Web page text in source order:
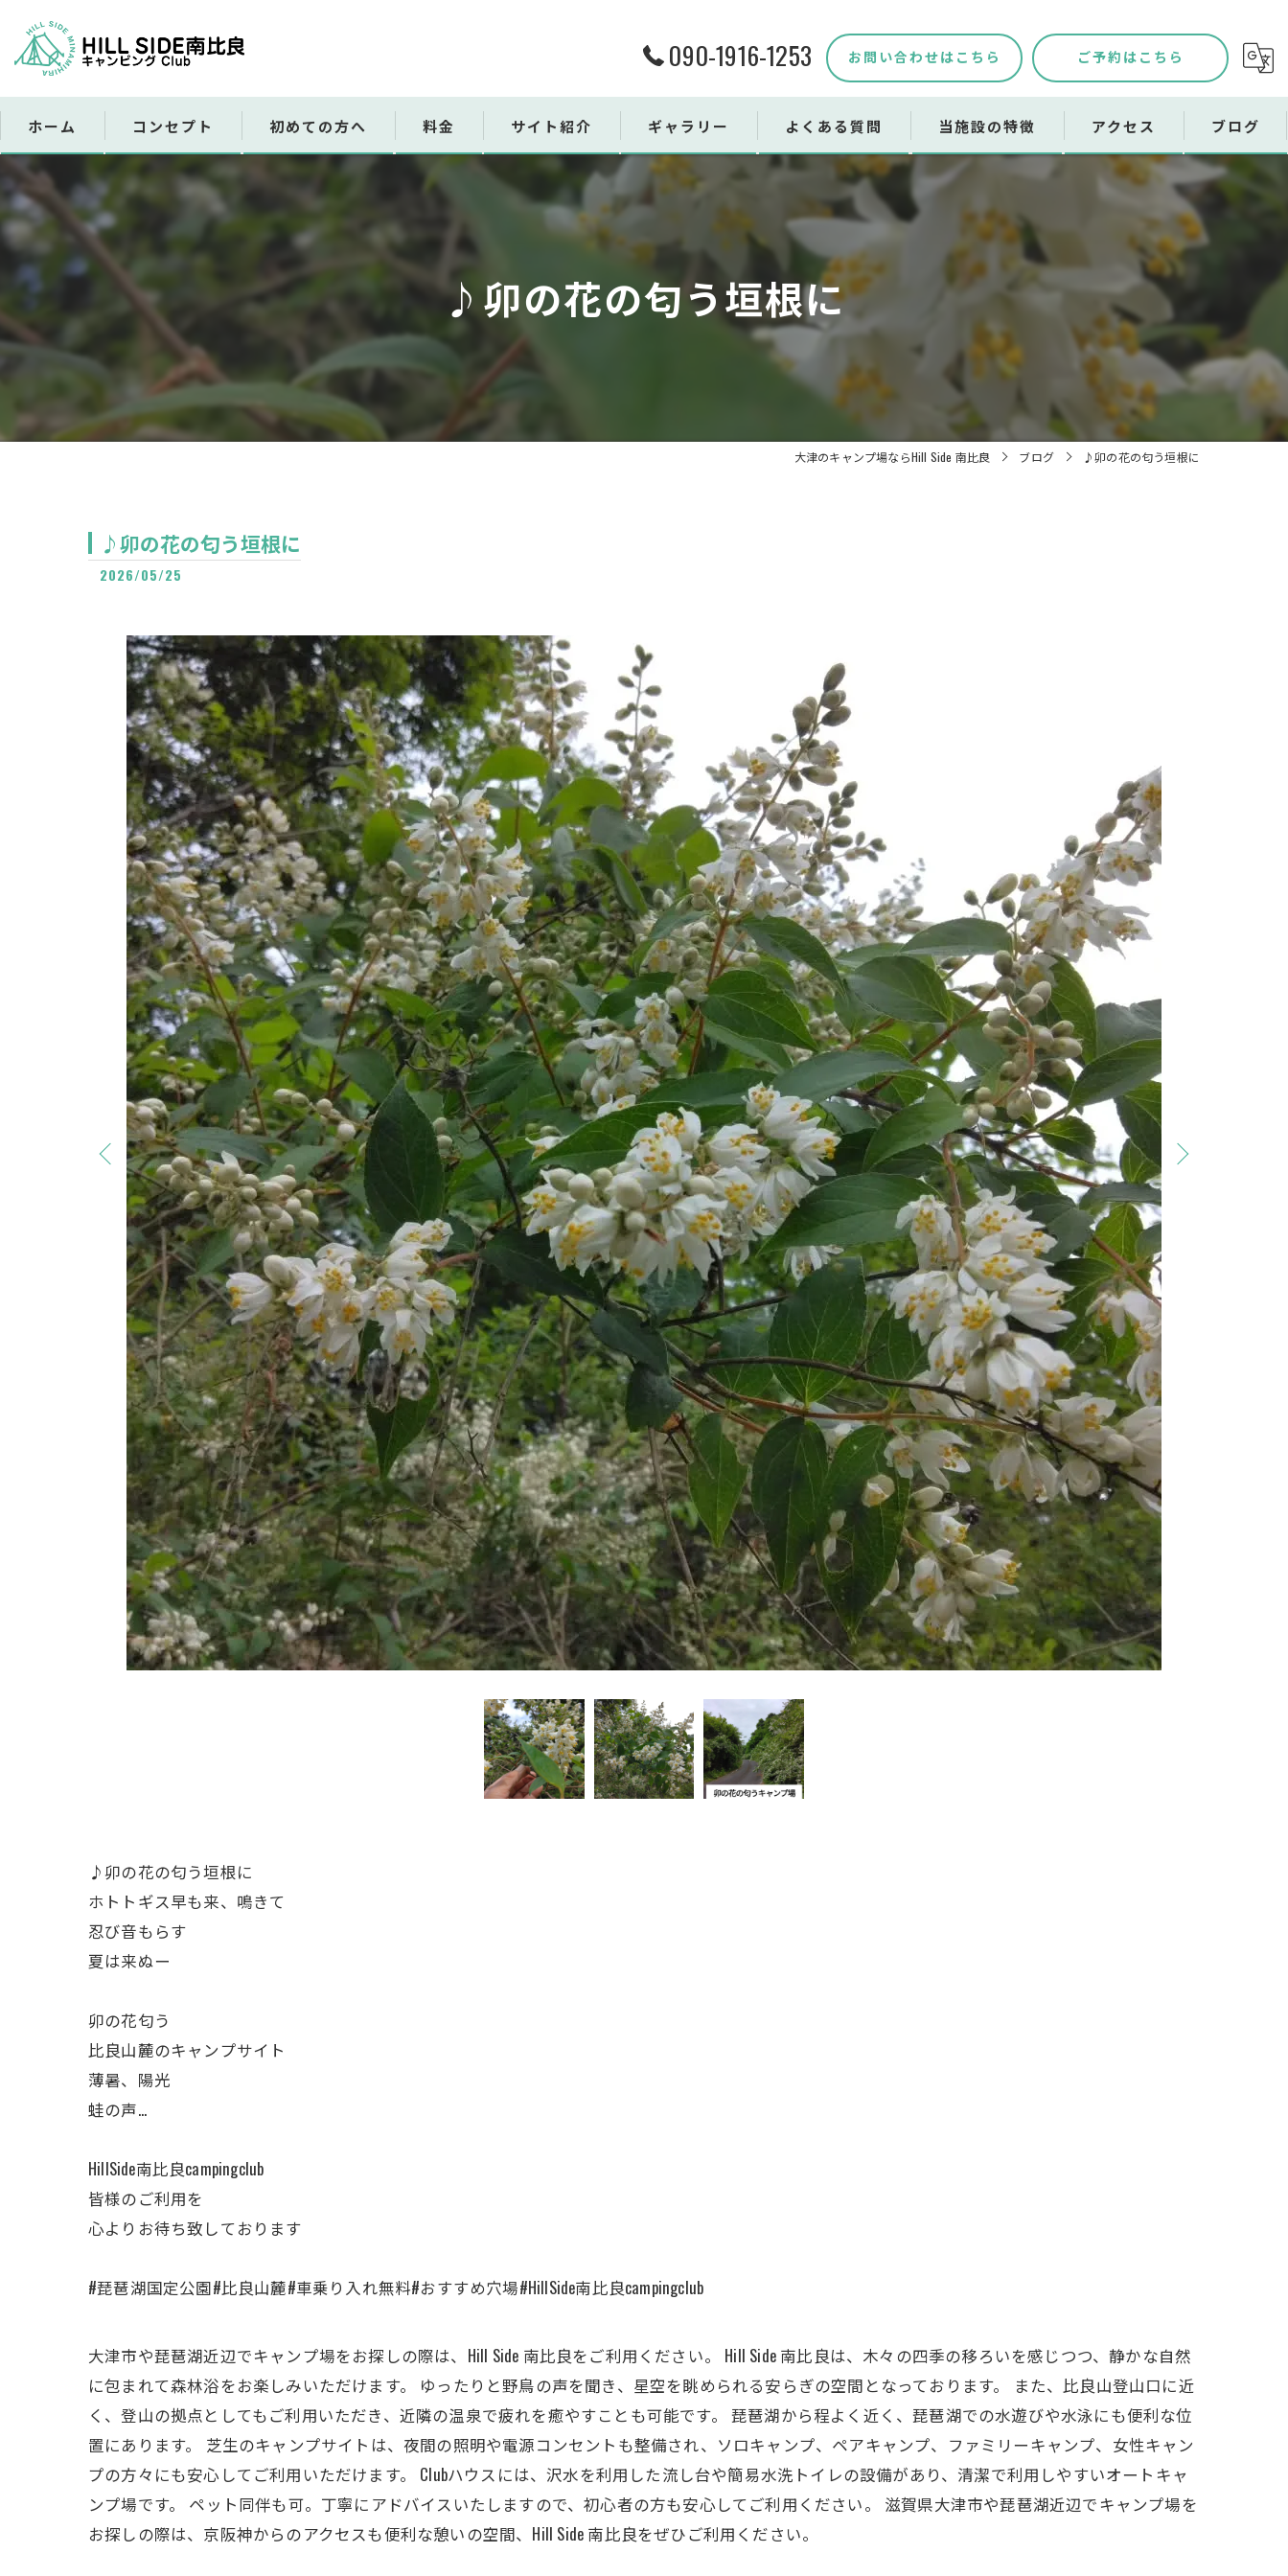
090-1916-1253 お問い合わせはこちら ご予約はこちら
ホーム コンセプト 初めての方へ 料金
レンタル用品
販売用品
サイト紹介 ギャラリー よくある質問 当施設の特徴
デイキャンプ
バーベキュー
アクセス ブログ
♪卯の花の匂う垣根に
大津のキャンプ場ならHill Side 南比良 ブログ ♪卯の花の匂う垣根に
♪卯の花の匂う垣根に
2026/05/25
♪卯の花の匂う垣根に
ホトトギス早も来、鳴きて
忍び音もらす
夏は来ぬー
卯の花匂う
比良山麓のキャンプサイト
薄暑、陽光
蛙の声…
HillSide南比良campingclub
皆様のご利用を
心よりお待ち致しております
#琵琶湖国定公園#比良山麓#車乗り入れ無料#おすすめ穴場#HillSide南比良campingclub
大津市や琵琶湖近辺でキャンプ場をお探しの際は、Hill Side 南比良をご利用ください。 Hill Side 南比良は、木々の四季の移ろいを感じつつ、静かな自然
に包まれて森林浴をお楽しみいただけます。 ゆったりと野鳥の声を聞き、星空を眺められる安らぎの空間となっております。 また、比良山登山口に近
く、登山の拠点としてもご利用いただき、近隣の温泉で疲れを癒やすことも可能です。 琵琶湖から程よく近く、琵琶湖での水遊びや水泳にも便利な位
置にあります。 芝生のキャンプサイトは、夜間の照明や電源コンセントも整備され、ソロキャンプ、ペアキャンプ、ファミリーキャンプ、女性キャン
プの方々にも安心してご利用いただけます。 Clubハウスには、沢水を利用した流し台や簡易水洗トイレの設備があり、清潔で利用しやすいオートキャ
ンプ場です。 ペット同伴も可。丁寧にアドバイスいたしますので、初心者の方も安心してご利用ください。 滋賀県大津市や琵琶湖近辺でキャンプ場を
お探しの際は、京阪神からのアクセスも便利な憩いの空間、Hill Side 南比良をぜひご利用ください。